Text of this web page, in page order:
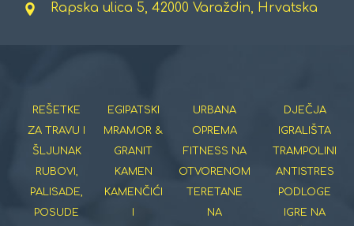
Rapska ulica 5, 42000 Varaždin, Hrvatska
REŠETKE
ZA TRAVU I
ŠLJUNAK
RUBOVI,
PALISADE,
POSUDE
EGIPATSKI
MRAMOR &
GRANIT
KAMEN
KAMENČIĆI
I
URBANA
OPREMA
FITNESS NA
OTVORENOM
TERETANE
NA
DJEČJA
IGRALIŠTA
TRAMPOLINI
ANTISTRES
PODLOGE
IGRE NA